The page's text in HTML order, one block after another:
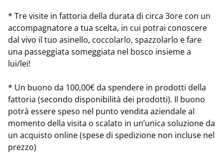
* Tre visite in fattoria della durata di circa 3ore con un
accompagnatore a tua scelta, in cui potrai conoscere
dal vivo il tuo asinello, coccolarlo, spazzolarlo e fare
una passeggiata someggiata nel bosco insieme a
lui/lei!
* Un buono da 100,00€ da spendere in prodotti della
fattoria (secondo disponibilità dei prodotti). Il buono
potrà essere speso nel punto vendita aziendale al
momento della visita o scalato in un’unica soluzione da
un acquisto online (spese di spedizione non incluse nel
prezzo)